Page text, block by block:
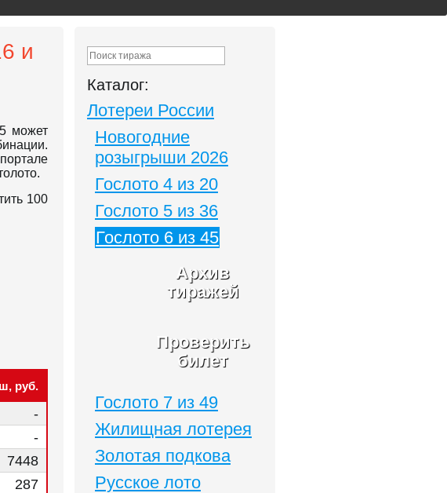
и
может
100
руб.
-
-
7448
287
Каталог:
Лотереи России
Новогодние
розыгрыши 2026
Гослото 4 из 20
Гослото 5 из 36
Гослото 6 из 45
Архив
тиражей
Проверить
билет
Гослото 7 из 49
Жилищная лотерея
Золотая подкова
Русское лото